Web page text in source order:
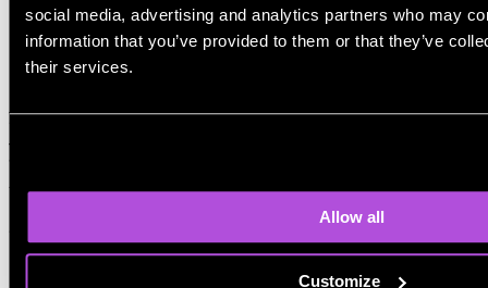
social media, advertising and analytics partners who may
information that you’ve provided to them or that they’ve
their services.
Allow all
Customize
没有一种免费的最佳人工智能，因为这取决于你的需求。有些
工具适合简单文本，而另一些则提供更多的控制。关键是选择
容。